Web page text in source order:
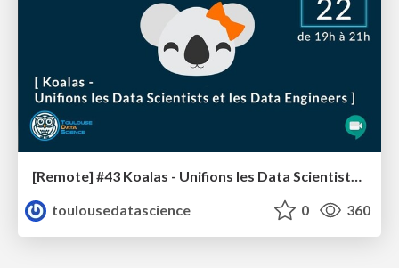
[Remote] #43 Koalas - Unifions les Data Scientists et les Data Engineers
toulousedatascience
0 360